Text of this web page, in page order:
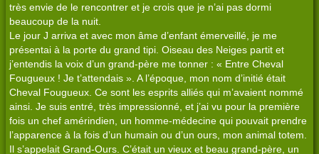
très envie de le rencontrer et je crois que je n’ai pas dormi
beaucoup de la nuit.
Le jour J arriva et avec mon âme d’enfant émerveillé, je me
présentai à la porte du grand tipi. Oiseau des Neiges partit et
j’entendis la voix d’un grand-père me tonner : « Entre Cheval
Fougueux ! Je t’attendais ». A l’époque, mon nom d’initié était
Cheval Fougueux. Ce sont les esprits alliés qui m’avaient nommé
ainsi. Je suis entré, très impressionné, et j’ai vu pour la première
fois un chef amérindien, un homme-médecine qui pouvait prendre
l’apparence à la fois d’un humain ou d’un ours, mon animal totem.
Il s’appelait Grand-Ours. C’était un vieux et beau grand-père, un